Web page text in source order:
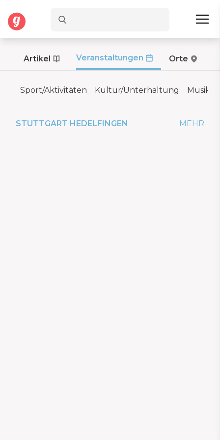
Artikel Veranstaltungen Orte
Sport/Aktivitäten Kultur/Unterhaltung Musik
STUTTGART HEDELFINGEN MEHR